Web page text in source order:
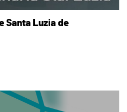
Santa Luzia de